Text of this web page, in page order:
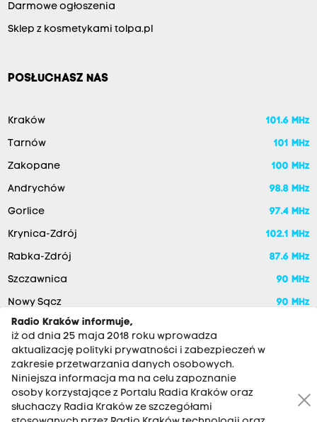
Darmowe ogłoszenia
Sklep z kosmetykami tolpa.pl
POSŁUCHASZ NAS
Kraków 101.6 MHz
Tarnów 101 MHz
Zakopane 100 MHz
Andrychów 98.8 MHz
Gorlice 97.4 MHz
Krynica-Zdrój 102.1 MHz
Rabka-Zdrój 87.6 MHz
Szczawnica 90 MHz
Nowy Sącz
90 MHz
Radio Kraków informuje,
iż od dnia 25 maja 2018 roku wprowadza
aktualizację polityki prywatności i zabezpieczeń w
zakresie przetwarzania danych osobowych.
Niniejsza informacja ma na celu zapoznanie
osoby korzystające z Portalu Radia Kraków oraz
słuchaczy Radia Kraków ze szczegółami